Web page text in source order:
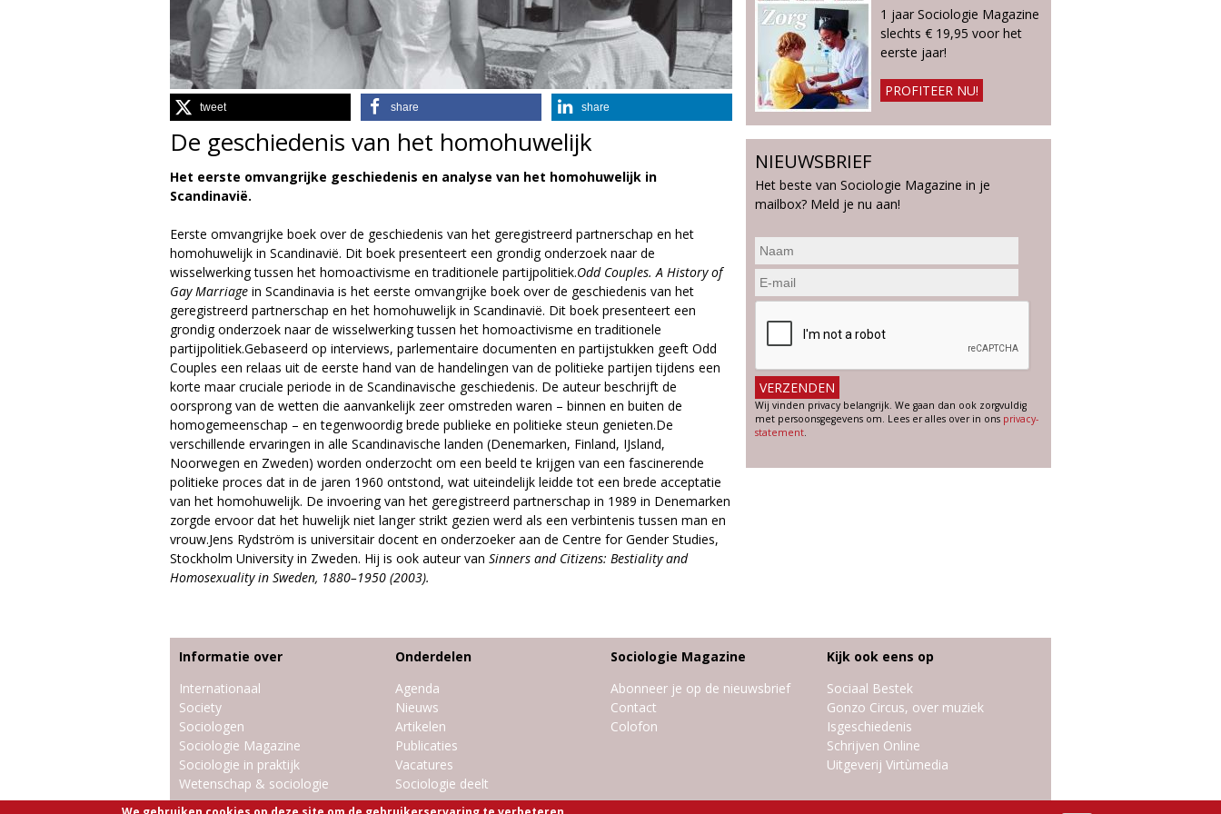
g
i
e
M
a
g
a
z
i
n
e
tweet share share
De geschiedenis van het homohuwelijk
Het eerste omvangrijke geschiedenis en analyse van het homohuwelijk in
Scandinavië.
Eerste omvangrijke boek over de geschiedenis van het geregistreerd partnerschap en het
homohuwelijk in Scandinavië. Dit boek presenteert een grondig onderzoek naar de
wisselwerking tussen het homoactivisme en traditionele partijpolitiek.Odd Couples. A History of
Gay Marriage in Scandinavia is het eerste omvangrijke boek over de geschiedenis van het
geregistreerd partnerschap en het homohuwelijk in Scandinavië. Dit boek presenteert een
grondig onderzoek naar de wisselwerking tussen het homoactivisme en traditionele
partijpolitiek.Gebaseerd op interviews, parlementaire documenten en partijstukken geeft Odd
Couples een relaas uit de eerste hand van de handelingen van de politieke partijen tijdens een
korte maar cruciale periode in de Scandinavische geschiedenis. De auteur beschrijft de
oorsprong van de wetten die aanvankelijk zeer omstreden waren – binnen en buiten de
homogemeenschap – en tegenwoordig brede publieke en politieke steun genieten.De
verschillende ervaringen in alle Scandinavische landen (Denemarken, Finland, IJsland,
Noorwegen en Zweden) worden onderzocht om een beeld te krijgen van een fascinerende
politieke proces dat in de jaren 1960 ontstond, wat uiteindelijk leidde tot een brede acceptatie
van het homohuwelijk. De invoering van het geregistreerd partnerschap in 1989 in Denemarken
zorgde ervoor dat het huwelijk niet langer strikt gezien werd als een verbintenis tussen man en
vrouw.Jens Rydström is universitair docent en onderzoeker aan de Centre for Gender Studies,
Stockholm University in Zweden. Hij is ook auteur van Sinners and Citizens: Bestiality and
Homosexuality in Sweden, 1880–1950 (2003).
1 jaar Sociologie Magazine
slechts € 19,95 voor het
eerste jaar!
PROFITEER NU!
NIEUWSBRIEF
Het beste van Sociologie Magazine in je
mailbox? Meld je nu aan!
Wij vinden privacy belangrijk. We gaan dan ook zorgvuldig
met persoonsgegevens om. Lees er alles over in ons privacy-
statement.
Informatie over
Internationaal
Society
Sociologen
Sociologie Magazine
Sociologie in praktijk
Wetenschap & sociologie
Onderdelen
Agenda
Nieuws
Artikelen
Publicaties
Vacatures
Sociologie deelt
Sociologie Magazine
Abonneer je op de nieuwsbrief
Contact
Colofon
Kijk ook eens op
Sociaal Bestek
Gonzo Circus, over muziek
Isgeschiedenis
Schrijven Online
Uitgeverij Virtùmedia